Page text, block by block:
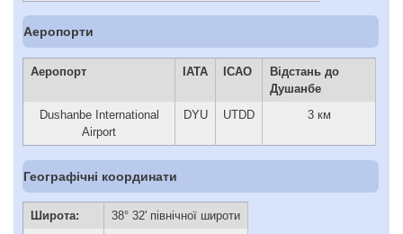
Аеропорти
Аеропорт IATA ICAO
Відстань до
Душанбе
Dushanbe International
Airport
DYU UTDD 3 км
Географічні координати
Широта:
38° 32' північної широти